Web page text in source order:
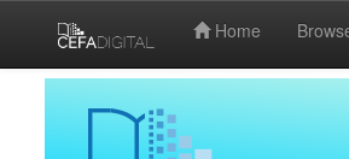
Home